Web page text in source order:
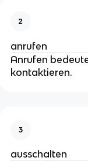
2
anrufen
Anrufen
kontaktieren.
3
ausschalten